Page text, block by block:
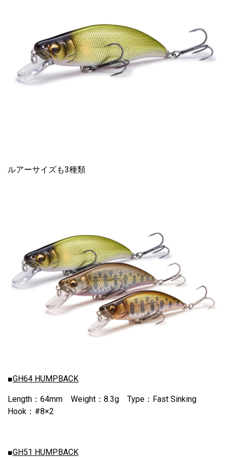
ルアーサイズも3種類
■GH64 HUMPBACK
Length：64mm Weight：8.3g Type：Fast Sinking
Hook：#8×2
■GH51 HUMPBACK